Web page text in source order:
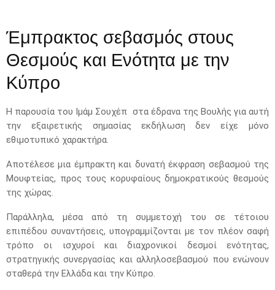
Έμπρακτος σεβασμός στους
Θεσμούς και Ενότητα με την
Κύπρο
Η παρουσία του Ιμάμ Σουχέπ στα έδρανα της Βουλής για αυτή
την εξαιρετικής σημασίας εκδήλωση δεν είχε μόνο
εθιμοτυπικό χαρακτήρα.
Αποτέλεσε μια έμπρακτη και δυνατή έκφραση σεβασμού της
Μουφτείας, προς τους κορυφαίους δημοκρατικούς θεσμούς
της χώρας.
Παράλληλα, μέσα από τη συμμετοχή του σε τέτοιου
επιπέδου συναντήσεις, υπογραμμίζονται με τον πλέον σαφή
τρόπο οι ισχυροί και διαχρονικοί δεσμοί ενότητας,
στρατηγικής συνεργασίας και αλληλοσεβασμού που ενώνουν
σταθερά την Ελλάδα και την Κύπρο.